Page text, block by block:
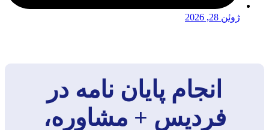
ژوئن 28, 2026
انجام پایان نامه در
فردیس + مشاوره،